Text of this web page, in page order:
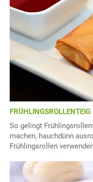
FRÜHLINGSROLLENTEIG
So gelingt
machen, hauchdünn
Frühlingsrollen